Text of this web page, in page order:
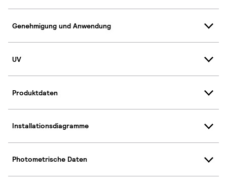
Genehmigung und Anwendung
UV
Produktdaten
Installationsdiagramme
Photometrische Daten